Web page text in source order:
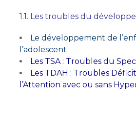
1.1. Les troubles du
Le développement de
l’adolescent
Les TSA : Troubles du
Les TDAH : Troubles
l’Attention avec ou sans